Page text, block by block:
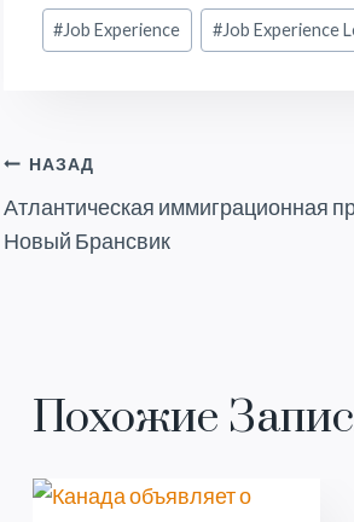
Метки
записи:
#Job Experience #Job Experience
Навигация
По
НАЗАД
Атлантическая иммиграционная
Новый Брансвик
Похожие